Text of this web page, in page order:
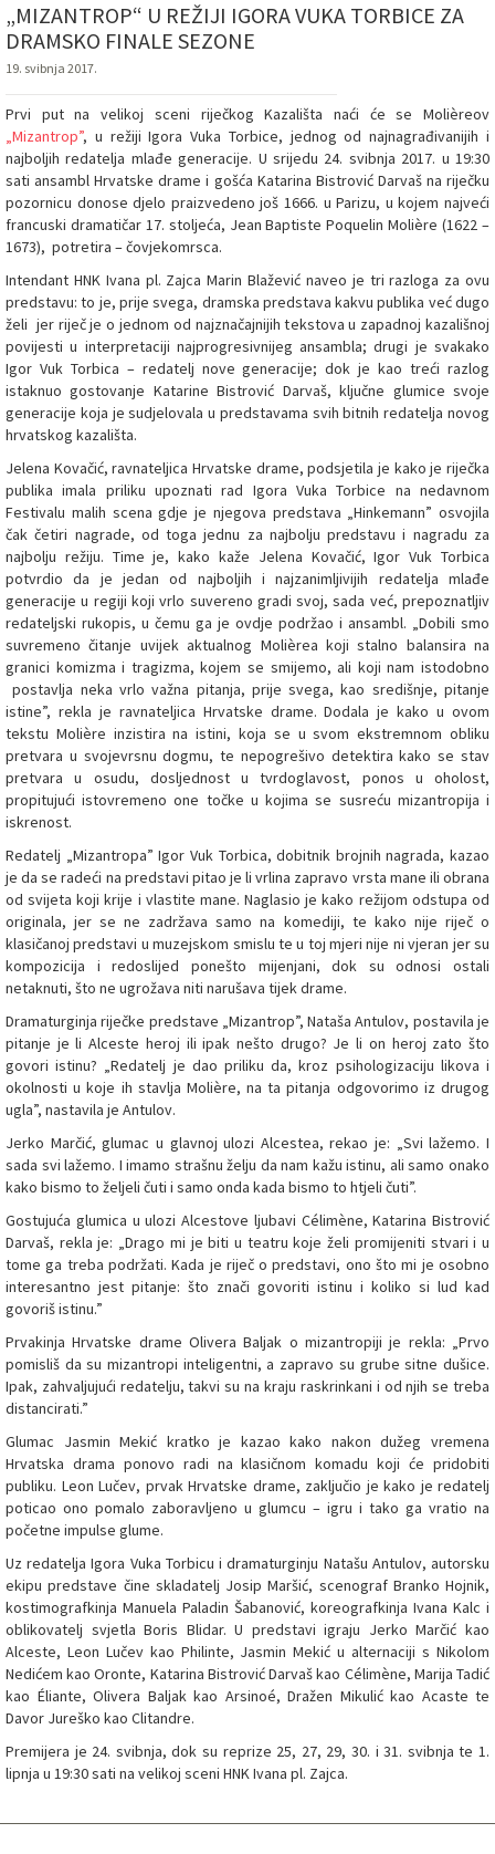
„MIZANTROP“ U REŽIJI IGORA VUKA TORBICE ZA
DRAMSKO FINALE SEZONE
19. svibnja 2017.
Prvi put na velikoj sceni riječkog Kazališta naći će se Molièreov
„Mizantrop”, u režiji Igora Vuka Torbice, jednog od najnagrađivanijih i
najboljih redatelja mlađe generacije. U srijedu 24. svibnja 2017. u 19:30
sati ansambl Hrvatske drame i gošća Katarina Bistrović Darvaš na riječku
pozornicu donose djelo praizvedeno još 1666. u Parizu, u kojem najveći
francuski dramatičar 17. stoljeća, Jean Baptiste Poquelin Molière (1622 –
1673), potretira – čovjekomrsca.
Intendant HNK Ivana pl. Zajca Marin Blažević naveo je tri razloga za ovu
predstavu: to je, prije svega, dramska predstava kakvu publika već dugo
želi jer riječ je o jednom od najznačajnijih tekstova u zapadnoj kazališnoj
povijesti u interpretaciji najprogresivnijeg ansambla; drugi je svakako
Igor Vuk Torbica – redatelj nove generacije; dok je kao treći razlog
istaknuo gostovanje Katarine Bistrović Darvaš, ključne glumice svoje
generacije koja je sudjelovala u predstavama svih bitnih redatelja novog
hrvatskog kazališta.
Jelena Kovačić, ravnateljica Hrvatske drame, podsjetila je kako je riječka
publika imala priliku upoznati rad Igora Vuka Torbice na nedavnom
Festivalu malih scena gdje je njegova predstava „Hinkemann” osvojila
čak četiri nagrade, od toga jednu za najbolju predstavu i nagradu za
najbolju režiju. Time je, kako kaže Jelena Kovačić, Igor Vuk Torbica
potvrdio da je jedan od najboljih i najzanimljivijih redatelja mlađe
generacije u regiji koji vrlo suvereno gradi svoj, sada već, prepoznatljiv
redateljski rukopis, u čemu ga je ovdje podržao i ansambl. „Dobili smo
suvremeno čitanje uvijek aktualnog Molièrea koji stalno balansira na
granici komizma i tragizma, kojem se smijemo, ali koji nam istodobno
postavlja neka vrlo važna pitanja, prije svega, kao središnje, pitanje
istine”, rekla je ravnateljica Hrvatske drame. Dodala je kako u ovom
tekstu Molière inzistira na istini, koja se u svom ekstremnom obliku
pretvara u svojevrsnu dogmu, te nepogrešivo detektira kako se stav
pretvara u osudu, dosljednost u tvrdoglavost, ponos u oholost,
propitujući istovremeno one točke u kojima se susreću mizantropija i
iskrenost.
Redatelj „Mizantropa” Igor Vuk Torbica, dobitnik brojnih nagrada, kazao
je da se radeći na predstavi pitao je li vrlina zapravo vrsta mane ili obrana
od svijeta koji krije i vlastite mane. Naglasio je kako režijom odstupa od
originala, jer se ne zadržava samo na komediji, te kako nije riječ o
klasičanoj predstavi u muzejskom smislu te u toj mjeri nije ni vjeran jer su
kompozicija i redoslijed ponešto mijenjani, dok su odnosi ostali
netaknuti, što ne ugrožava niti narušava tijek drame.
Dramaturginja riječke predstave „Mizantrop”, Nataša Antulov, postavila je
pitanje je li Alceste heroj ili ipak nešto drugo? Je li on heroj zato što
govori istinu? „Redatelj je dao priliku da, kroz psihologizaciju likova i
okolnosti u koje ih stavlja Molière, na ta pitanja odgovorimo iz drugog
ugla”, nastavila je Antulov.
Jerko Marčić, glumac u glavnoj ulozi Alcestea, rekao je: „Svi lažemo. I
sada svi lažemo. I imamo strašnu želju da nam kažu istinu, ali samo onako
kako bismo to željeli čuti i samo onda kada bismo to htjeli čuti”.
Gostujuća glumica u ulozi Alcestove ljubavi Célimène, Katarina Bistrović
Darvaš, rekla je: „Drago mi je biti u teatru koje želi promijeniti stvari i u
tome ga treba podržati. Kada je riječ o predstavi, ono što mi je osobno
interesantno jest pitanje: što znači govoriti istinu i koliko si lud kad
govoriš istinu.”
Prvakinja Hrvatske drame Olivera Baljak o mizantropiji je rekla: „Prvo
pomisliš da su mizantropi inteligentni, a zapravo su grube sitne dušice.
Ipak, zahvaljujući redatelju, takvi su na kraju raskrinkani i od njih se treba
distancirati.”
Glumac Jasmin Mekić kratko je kazao kako nakon dužeg vremena
Hrvatska drama ponovo radi na klasičnom komadu koji će pridobiti
publiku. Leon Lučev, prvak Hrvatske drame, zaključio je kako je redatelj
poticao ono pomalo zaboravljeno u glumcu – igru i tako ga vratio na
početne impulse glume.
Uz redatelja Igora Vuka Torbicu i dramaturginju Natašu Antulov, autorsku
ekipu predstave čine skladatelj Josip Maršić, scenograf Branko Hojnik,
kostimografkinja Manuela Paladin Šabanović, koreografkinja Ivana Kalc i
oblikovatelj svjetla Boris Blidar. U predstavi igraju Jerko Marčić kao
Alceste, Leon Lučev kao Philinte, Jasmin Mekić u alternaciji s Nikolom
Nedićem kao Oronte, Katarina Bistrović Darvaš kao Célimène, Marija Tadić
kao Éliante, Olivera Baljak kao Arsinoé, Dražen Mikulić kao Acaste te
Davor Jureško kao Clitandre.
Premijera je 24. svibnja, dok su reprize 25, 27, 29, 30. i 31. svibnja te 1.
lipnja u 19:30 sati na velikoj sceni HNK Ivana pl. Zajca.